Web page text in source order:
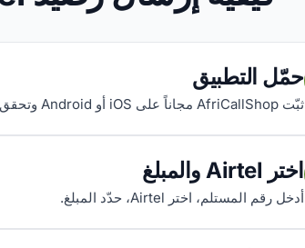
حمّل التطبيق
ثبّت AfriCallShop مجاناً على iOS أو Android وتحقق من رقمك.
اختر Airtel والمبلغ
أدخل رقم المستلم، اختر Airtel، حدّد المبلغ.